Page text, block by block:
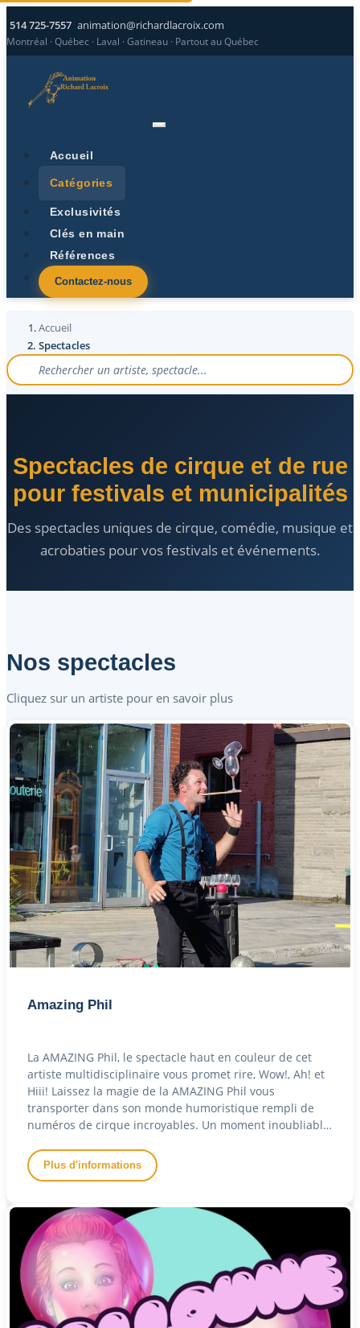
514 725-7557 animation@richardlacroix.com
Montréal · Québec · Laval · Gatineau · Partout au Québec
Accueil
Catégories
Exclusivités
Clés en main
Références
Contactez-nous
Accueil
Spectacles
Spectacles de cirque et de rue
pour festivals et municipalités
Des spectacles uniques de cirque, comédie, musique et
acrobaties pour vos festivals et événements.
Nos spectacles
Cliquez sur un artiste pour en savoir plus
Amazing Phil
La AMAZING Phil, le spectacle haut en couleur de cet
artiste multidisciplinaire vous promet rire, Wow!, Ah! et
Hiii! Laissez la magie de la AMAZING Phil vous
transporter dans son monde humoristique rempli de
numéros de cirque incroyables. Un moment inoubliable
Plus d'informations